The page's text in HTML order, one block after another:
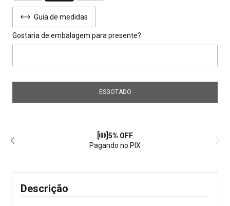
Guia de medidas
Gostaria de embalagem para presente?
5% OFF
Pagando no PIX
Descrição